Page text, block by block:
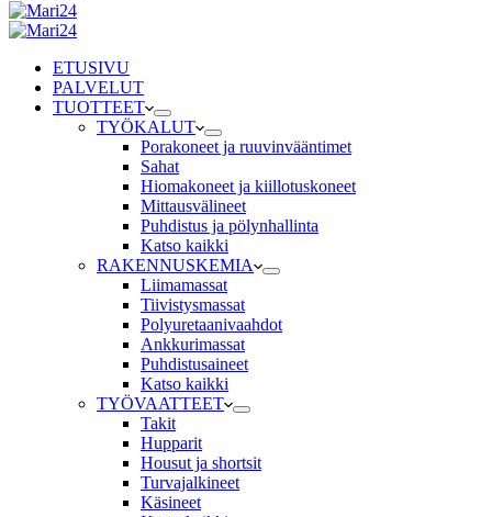
ETUSIVU
PALVELUT
TUOTTEET
TYÖKALUT
Porakoneet ja ruuvinvääntimet
Sahat
Hiomakoneet ja kiillotuskoneet
Mittausvälineet
Puhdistus ja pölynhallinta
Katso kaikki
RAKENNUSKEMIA
Liimamassat
Tiivistysmassat
Polyuretaanivaahdot
Ankkurimassat
Puhdistusaineet
Katso kaikki
TYÖVAATTEET
Takit
Hupparit
Housut ja shortsit
Turvajalkineet
Käsineet